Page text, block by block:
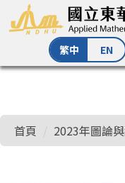
主
要
內
繁中 EN
首頁 2023年圖論